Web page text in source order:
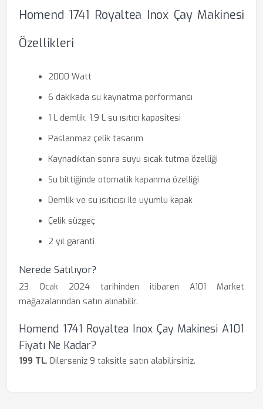
Homend 1741 Royaltea Inox Çay Makinesi
Özellikleri
2000 Watt
6 dakikada su kaynatma performansı
1 L demlik, 1,9 L su ısıtıcı kapasitesi
Paslanmaz çelik tasarım
Kaynadıktan sonra suyu sıcak tutma özelliği
Su bittiğinde otomatik kapanma özelliği
Demlik ve su ısıtıcısı ile uyumlu kapak
Çelik süzgeç
2 yıl garanti
Nerede Satılıyor?
23 Ocak 2024 tarihinden itibaren A101 Market
mağazalarından satın alınabilir.
Homend 1741 Royaltea Inox Çay Makinesi A101
Fiyatı Ne Kadar?
199 TL. Dilerseniz 9 taksitle satın alabilirsiniz.